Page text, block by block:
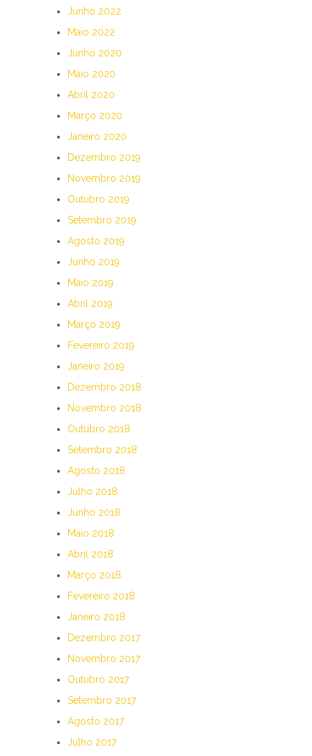
Junho 2022
Maio 2022
Junho 2020
Maio 2020
Abril 2020
Março 2020
Janeiro 2020
Dezembro 2019
Novembro 2019
Outubro 2019
Setembro 2019
Agosto 2019
Junho 2019
Maio 2019
Abril 2019
Março 2019
Fevereiro 2019
Janeiro 2019
Dezembro 2018
Novembro 2018
Outubro 2018
Setembro 2018
Agosto 2018
Julho 2018
Junho 2018
Maio 2018
Abril 2018
Março 2018
Fevereiro 2018
Janeiro 2018
Dezembro 2017
Novembro 2017
Outubro 2017
Setembro 2017
Agosto 2017
Julho 2017